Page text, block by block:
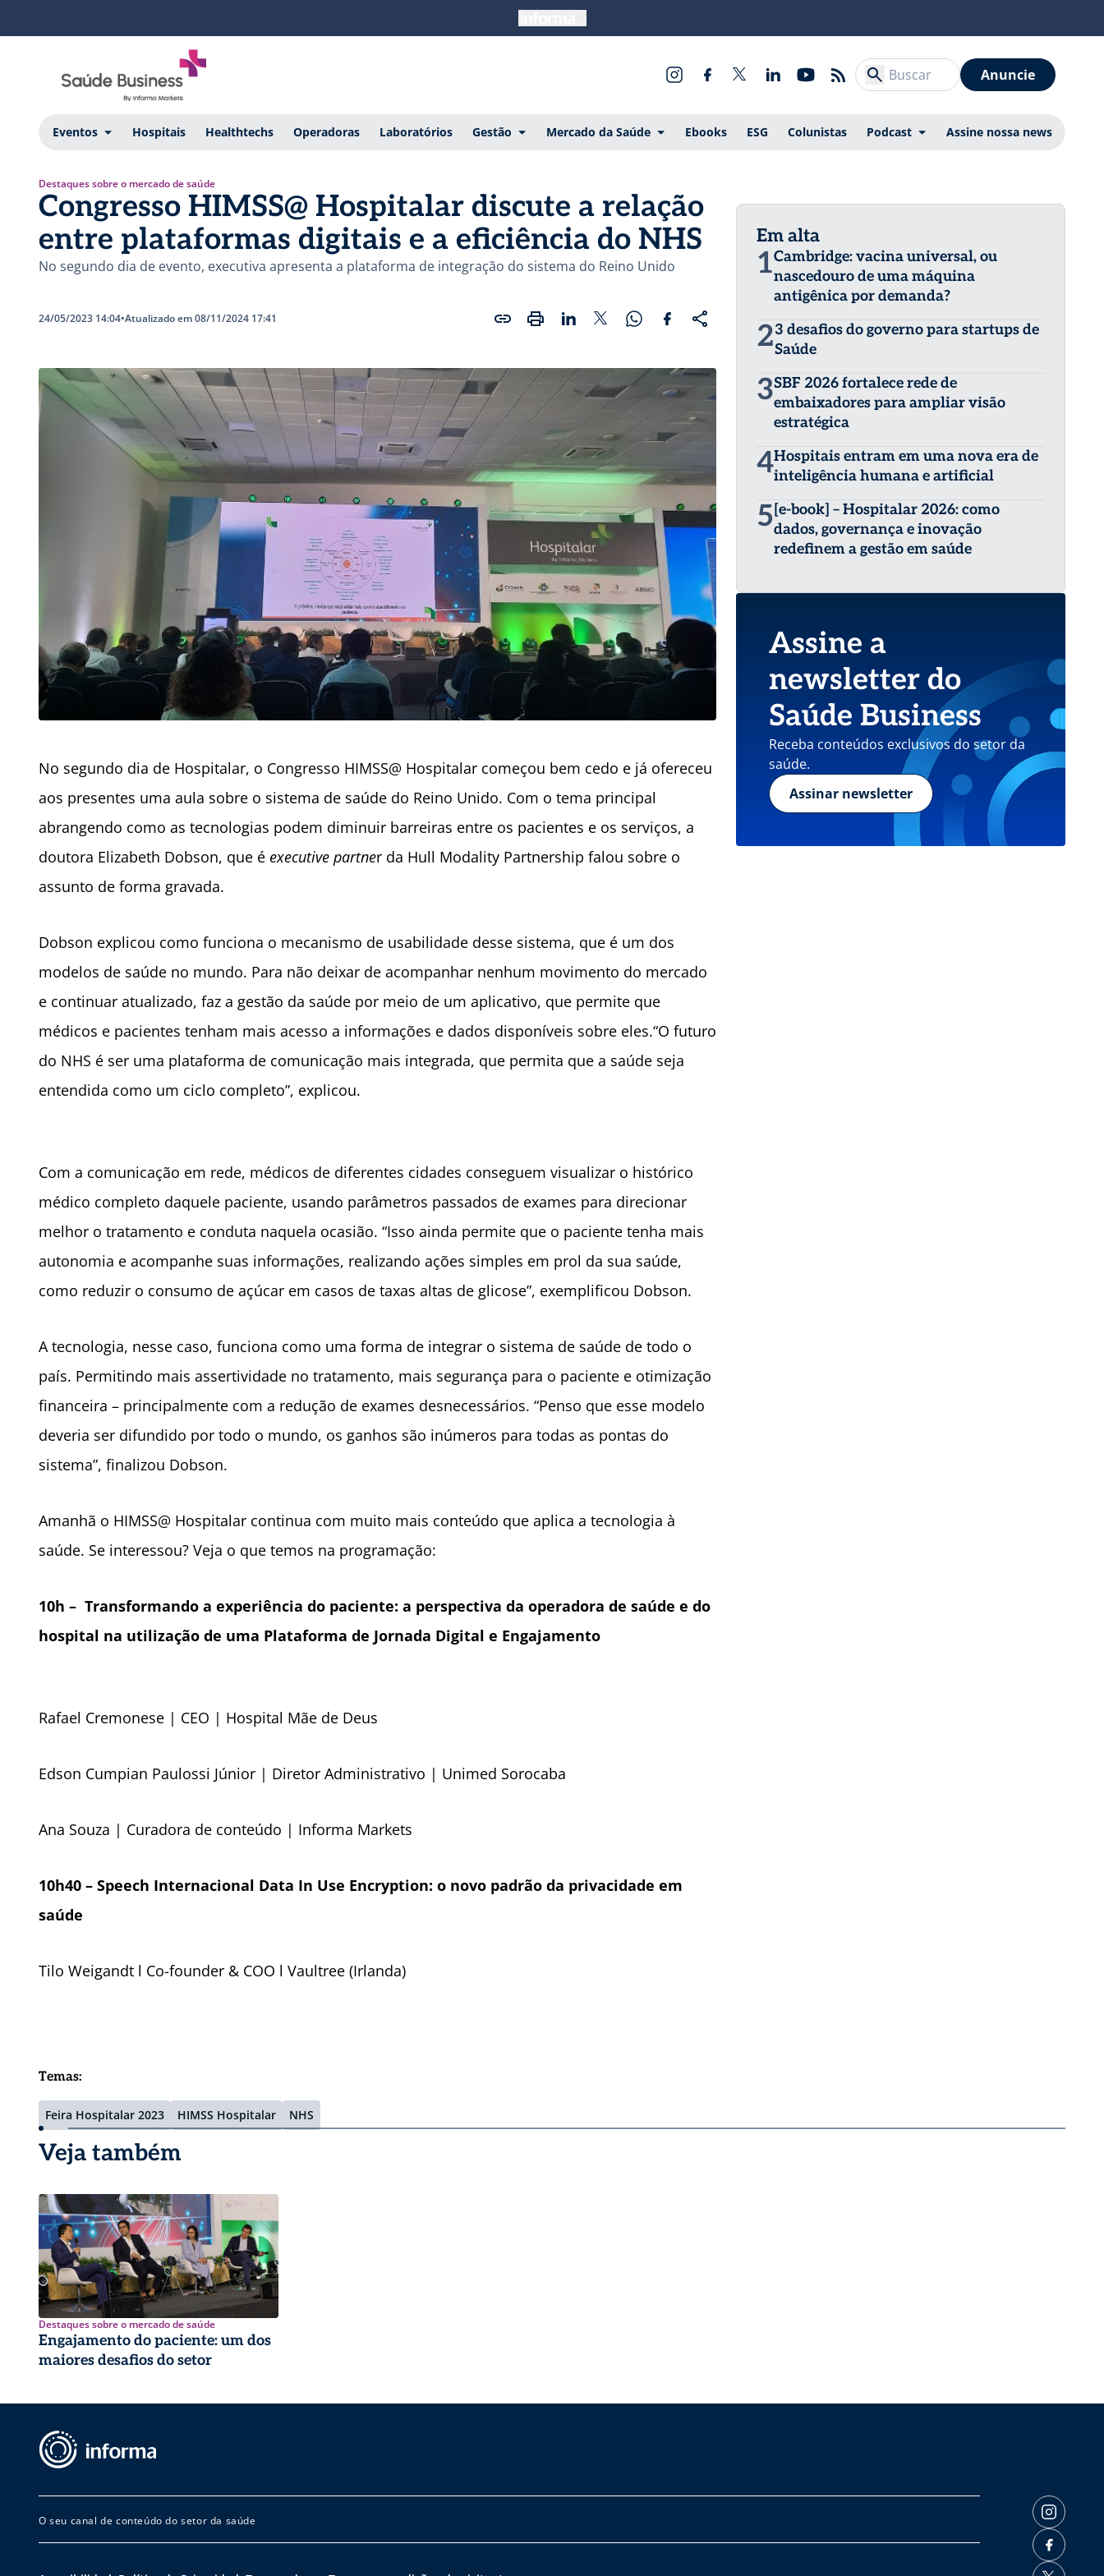
Anuncie
Eventos Hospitais Healthtechs Operadoras Laboratórios Gestão Mercado da Saúde Ebooks ESG Colunistas Podcast Assine nossa news
Destaques sobre o mercado de saúde
Congresso HIMSS@ Hospitalar discute a relação
entre plataformas digitais e a eficiência do NHS
No segundo dia de evento, executiva apresenta a plataforma de integração do sistema do Reino Unido
24/05/2023 14:04•Atualizado em 08/11/2024 17:41
No segundo dia de Hospitalar, o Congresso HIMSS@ Hospitalar começou bem cedo e já ofereceu
aos presentes uma aula sobre o sistema de saúde do Reino Unido. Com o tema principal
abrangendo como as tecnologias podem diminuir barreiras entre os pacientes e os serviços, a
doutora Elizabeth Dobson, que é executive partner da Hull Modality Partnership falou sobre o
assunto de forma gravada.
Dobson explicou como funciona o mecanismo de usabilidade desse sistema, que é um dos
modelos de saúde no mundo. Para não deixar de acompanhar nenhum movimento do mercado
e continuar atualizado, faz a gestão da saúde por meio de um aplicativo, que permite que
médicos e pacientes tenham mais acesso a informações e dados disponíveis sobre eles.“O futuro
do NHS é ser uma plataforma de comunicação mais integrada, que permita que a saúde seja
entendida como um ciclo completo”, explicou.
Com a comunicação em rede, médicos de diferentes cidades conseguem visualizar o histórico
médico completo daquele paciente, usando parâmetros passados de exames para direcionar
melhor o tratamento e conduta naquela ocasião. “Isso ainda permite que o paciente tenha mais
autonomia e acompanhe suas informações, realizando ações simples em prol da sua saúde,
como reduzir o consumo de açúcar em casos de taxas altas de glicose”, exemplificou Dobson.
A tecnologia, nesse caso, funciona como uma forma de integrar o sistema de saúde de todo o
país. Permitindo mais assertividade no tratamento, mais segurança para o paciente e otimização
financeira – principalmente com a redução de exames desnecessários. “Penso que esse modelo
deveria ser difundido por todo o mundo, os ganhos são inúmeros para todas as pontas do
sistema”, finalizou Dobson.
Amanhã o HIMSS@ Hospitalar continua com muito mais conteúdo que aplica a tecnologia à
saúde. Se interessou? Veja o que temos na programação:
10h – Transformando a experiência do paciente: a perspectiva da operadora de saúde e do
hospital na utilização de uma Plataforma de Jornada Digital e Engajamento
Rafael Cremonese | CEO | Hospital Mãe de Deus
Edson Cumpian Paulossi Júnior | Diretor Administrativo | Unimed Sorocaba
Ana Souza | Curadora de conteúdo | Informa Markets
10h40 – Speech Internacional Data In Use Encryption: o novo padrão da privacidade em
saúde
Tilo Weigandt l Co-founder & COO l Vaultree (Irlanda)
Temas:
Feira Hospitalar 2023 HIMSS Hospitalar NHS
Em alta
1Cambridge: vacina universal, ou
nascedouro de uma máquina
antigênica por demanda?
23 desafios do governo para startups de
Saúde
3SBF 2026 fortalece rede de
embaixadores para ampliar visão
estratégica
4Hospitais entram em uma nova era de
inteligência humana e artificial
5 [e-book] – Hospitalar 2026: como
dados, governança e inovação
redefinem a gestão em saúde
Assine a
newsletter do
Saúde Business
Receba conteúdos exclusivos do setor da
saúde.
Assinar newsletter
Veja também
Destaques sobre o mercado de saúde
Engajamento do paciente: um dos
maiores desafios do setor
O seu canal de conteúdo do setor da saúde